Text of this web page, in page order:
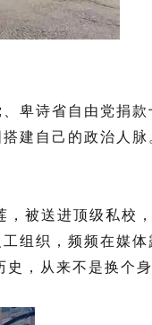
卑诗省自由党捐款
建自己的政治人脉
，被送进顶级私校
组织，频频在媒体
，从来不是换个身